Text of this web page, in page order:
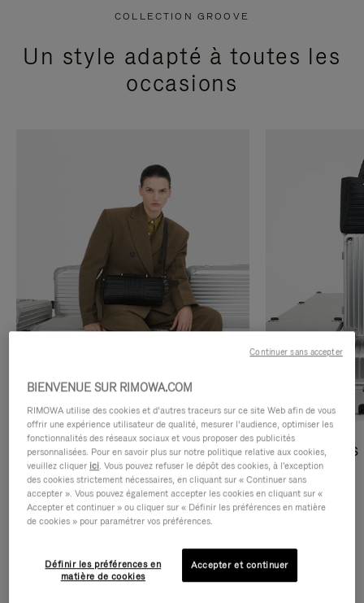
COLLECTION GROOVE
Un style adapté à toutes les
occasions
Sacs Bandoulière
DÉCOUVRIR
Sacs Cabas
DÉCOUVRIR
Sacs Bandoulière Groove
BIENVENUE SUR RIMOWA.COM
RIMOWA utilise des cookies et d’autres traceurs sur ce site Web afin de vous
offrir une expérience utilisateur de qualité, mesurer l’audience, optimiser les
fonctionnalités des réseaux sociaux et vous proposer des publicités
personnalisées. Pour en savoir plus sur notre politique relative aux cookies,
veuillez cliquer ici. Vous pouvez refuser le dépôt des cookies, à l'exception
des cookies strictement nécessaires, en cliquant sur « Continuer sans
accepter ». Vous pouvez également accepter les cookies en cliquant sur «
Accepter et continuer » ou cliquer sur « Définir les préférences en matière
de cookies » pour paramétrer vos préférences.
Définir les préférences en
matière de cookies
Accepter et continuer
Continuer sans accepter